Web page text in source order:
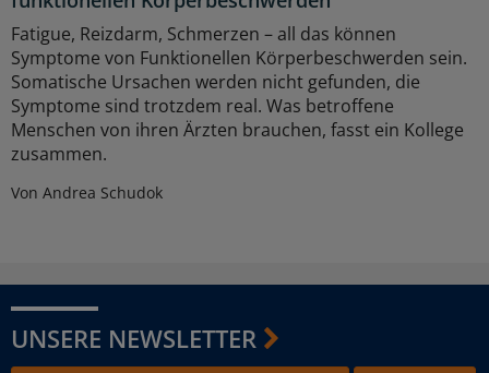
Fatigue, Reizdarm, Schmerzen – all das können
Symptome von Funktionellen Körperbeschwerden sein.
Somatische Ursachen werden nicht gefunden, die
Symptome sind trotzdem real. Was betroffene
Menschen von ihren Ärzten brauchen, fasst ein Kollege
zusammen.
Von Andrea Schudok
UNSERE NEWSLETTER